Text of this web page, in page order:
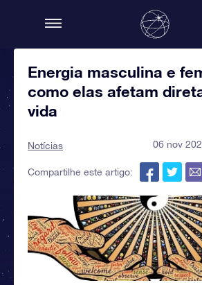
Energia masculina e
como elas afetam
vida
Notícias 06 nov
Compartilhe este artigo: